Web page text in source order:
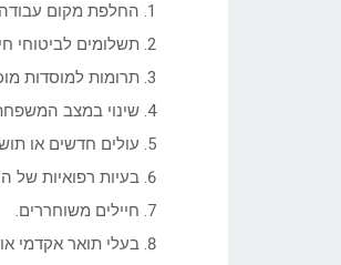
החלפת מקום
תשלומים לביטוחי
תרומות למוסדות
שינוי במצב
עולים חדשים או
בעיות רפואיות של
חיילים משוחררים.
בעלי תואר אקדמי